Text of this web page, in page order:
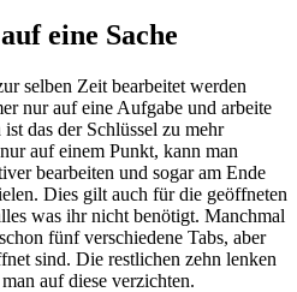
eine Sache
selben Zeit bearbeitet werden
nur auf eine Aufgabe und arbeite
das der Schlüssel zu mehr
auf einem Punkt, kann man
bearbeiten und sogar am Ende
Dies gilt auch für die geöffneten
was ihr nicht benötigt. Manchmal
fünf verschiedene Tabs, aber
sind. Die restlichen zehn lenken
auf diese verzichten.